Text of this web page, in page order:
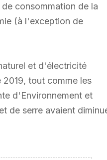
consommation de la
(à l'exception de
et d'électricité
tout comme les
d'Environnement et
de serre avaient